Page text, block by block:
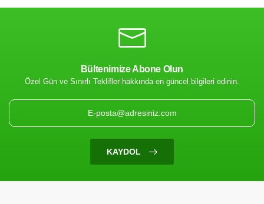
Filtrenize Uygun
Ürün Bulunamadı
Bültenimize Abone Olun
Özel Gün ve Sınırlı Teklifler hakkında en güncel bilgileri edinin.
KAYDOL